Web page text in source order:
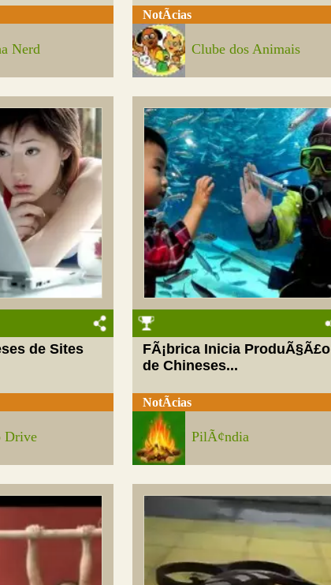
Nerd
NotÃ­cias
Clube dos Animais
de Sites
Drive
FÃ¡brica Inicia ProduÃ§Ã£o
de Chineses...
NotÃ­cias
PilÃ¢ndia